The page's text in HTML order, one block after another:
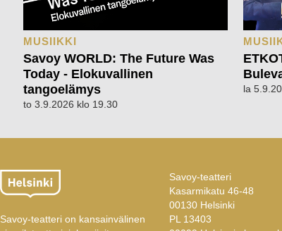
MUSIIKKI
Savoy WORLD: The Future Was
Today - Elokuvallinen
tangoelämys
to 3.9.2026 klo 19.30
la
Savoy-teatteri on kansainvälinen
Savoy-teatteri
Kasarmikatu 46-48
00130 Helsinki
PL 13403